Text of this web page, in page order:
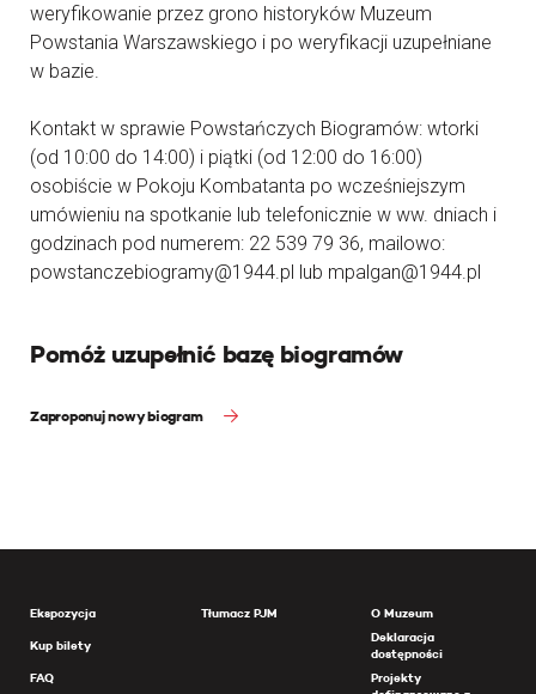
weryfikowanie przez grono historyków Muzeum
Powstania Warszawskiego i po weryfikacji uzupełniane
w bazie.
Kontakt w sprawie Powstańczych Biogramów: wtorki
(od 10:00 do 14:00) i piątki (od 12:00 do 16:00)
osobiście w Pokoju Kombatanta po wcześniejszym
umówieniu na spotkanie lub telefonicznie w ww. dniach i
godzinach pod numerem: 22 539 79 36, mailowo:
powstanczebiogramy@1944.pl lub mpalgan@1944.pl
Pomóż uzupełnić bazę biogramów
Zaproponuj nowy biogram
Ekspozycja
Kup bilety
FAQ
Tłumacz PJM
O Muzeum
Deklaracja
dostępności
Projekty